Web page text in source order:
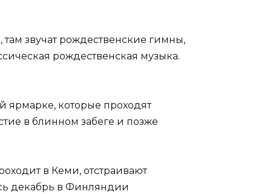
там звучат рождественские гимны,
рождественская музыка.
ярмарке, которые проходят
в блинном забеге и позже
в Кеми, отстраивают
декабрь в Финляндии